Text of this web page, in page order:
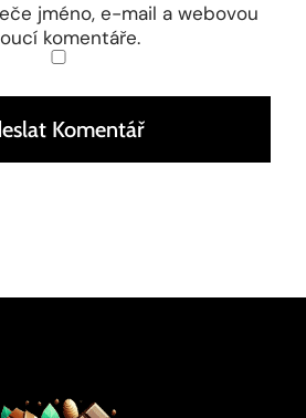
jméno, e-mail a webovou
komentáře.